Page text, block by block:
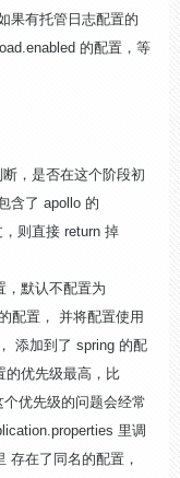
果有托管日志配置的
的配置，等
，是否在这个阶段初
含了 apollo 的
则直接 return 掉
，默认不配置为
配置， 并将配置使用
添加到了 spring 的配
的优先级最高，比
优先级的问题会经常
里调
存在了同名的配置，